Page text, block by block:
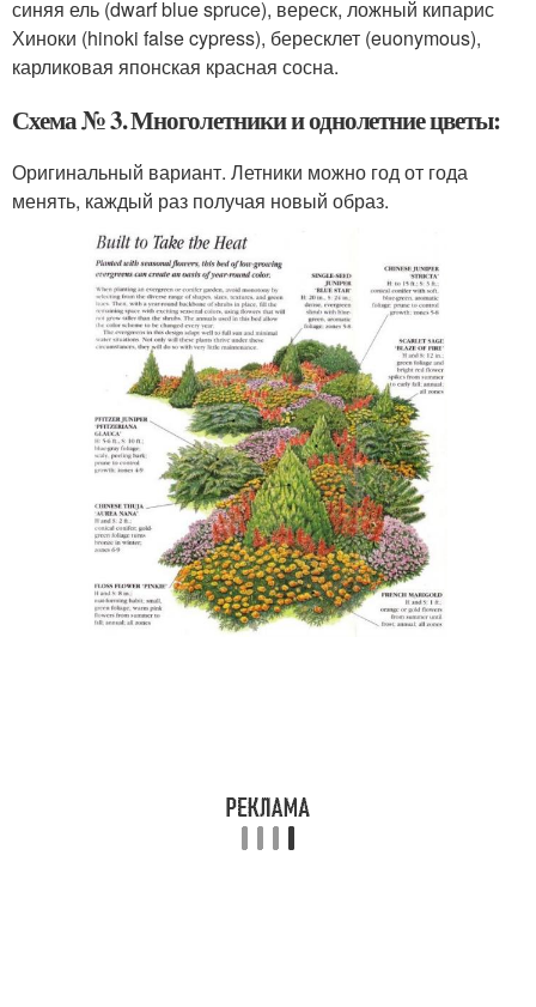
синяя ель (dwarf blue spruce), вереск, ложный кипарис
Хиноки (hinoki false cypress), бересклет (euonymous),
карликовая японская красная сосна.
Схема № 3. Многолетники и однолетние цветы:
Оригинальный вариант. Летники можно год от года
менять, каждый раз получая новый образ.